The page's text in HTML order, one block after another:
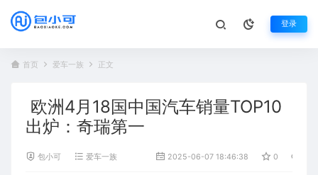
登录
首页 爱车一族 正文
欧洲4月18国中国汽车销量TOP10
出炉：奇瑞第一
包小可 爱车一族 2025-06-07 18:46:38 0